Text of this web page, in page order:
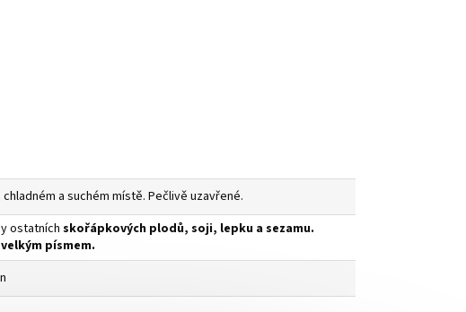
a suchém místě. Pečlivě uzavřené.
ostatních skořápkových plodů, soji, lepku a sezamu.
písmem.